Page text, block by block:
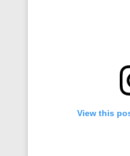
View this